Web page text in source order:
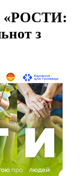
«РОСТИ:
з